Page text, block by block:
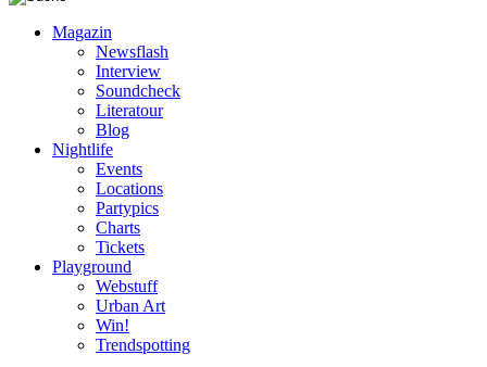
Magazin
Newsflash
Interview
Soundcheck
Literatour
Blog
Nightlife
Events
Locations
Partypics
Charts
Tickets
Playground
Webstuff
Urban Art
Win!
Trendspotting